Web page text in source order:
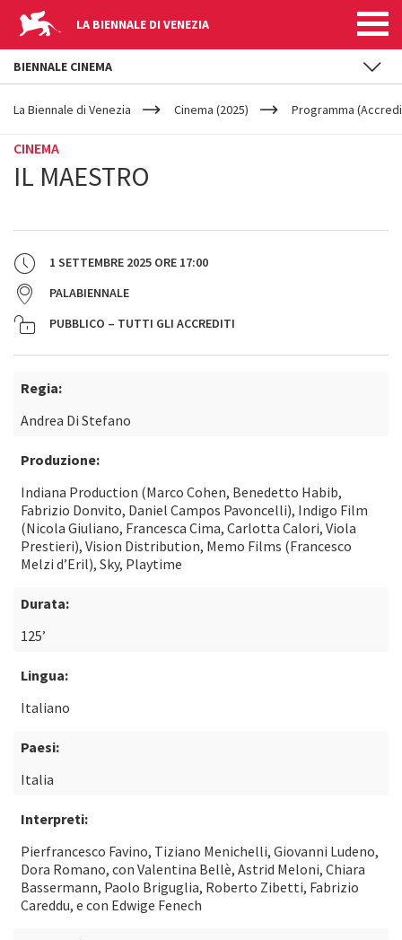
LA BIENNALE DI VENEZIA
YOUR
ARE
La Biennale di Venezia Cinema (2025) Programma
CINEMA
IL MAESTRO
1 SETTEMBRE 2025 ORE 17:00
PALABIENNALE
PUBBLICO – TUTTI GLI ACCREDITI
Regia:
Andrea Di Stefano
Produzione:
Indiana Production (Marco Cohen, Benedetto Habib,
Fabrizio Donvito, Daniel Campos Pavoncelli), Indigo Film
(Nicola Giuliano, Francesca Cima, Carlotta Calori, Viola
Prestieri), Vision Distribution, Memo Films (Francesco
Melzi d’Eril), Sky, Playtime
Durata:
125’
Lingua:
Italiano
Paesi:
Italia
Interpreti:
Pierfrancesco Favino, Tiziano Menichelli, Giovanni Ludeno,
Dora Romano, con Valentina Bellè, Astrid Meloni, Chiara
Bassermann, Paolo Briguglia, Roberto Zibetti, Fabrizio
Careddu, e con Edwige Fenech
BIENNALE CINEMA